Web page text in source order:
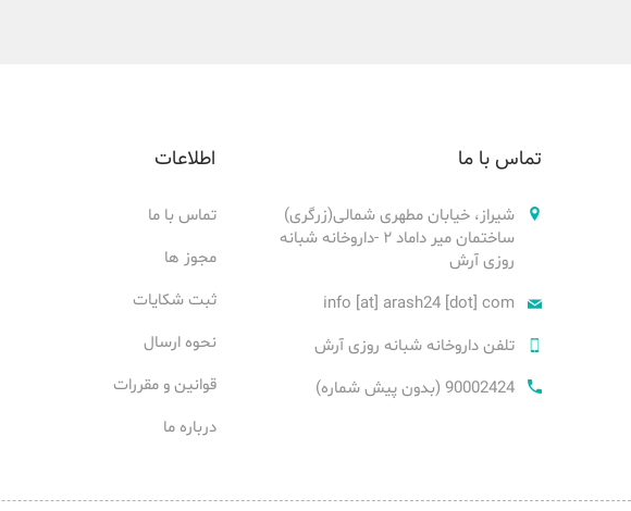
تماس با ما
شیراز، خیابان مطهری شمالی(زرگری)
ساختمان میر داماد ۲ -داروخانه شبانه
روزی آرش
info [at] arash24 [dot] com
تلفن داروخانه شبانه روزی آرش
90002424 (بدون پیش شماره)
اطلاعات
تماس با ما
مجوز ها
ثبت شکایات
نحوه ارسال
قوانین و مقررات
درباره ما